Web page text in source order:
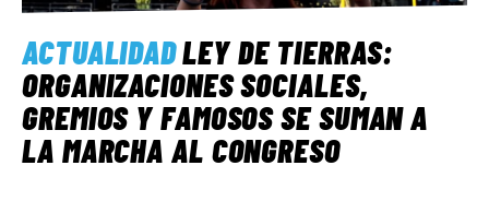
ACTUALIDADLEY DE TIERRAS:
ORGANIZACIONES SOCIALES,
GREMIOS Y FAMOSOS SE SUMAN A
LA MARCHA AL CONGRESO